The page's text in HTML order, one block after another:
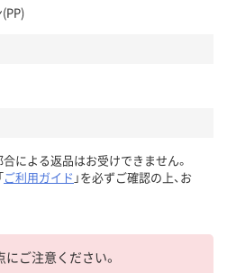
合による返品はお受けできません。
ご利用ガイド 」を必ずご確認の上、お
ご注意ください。